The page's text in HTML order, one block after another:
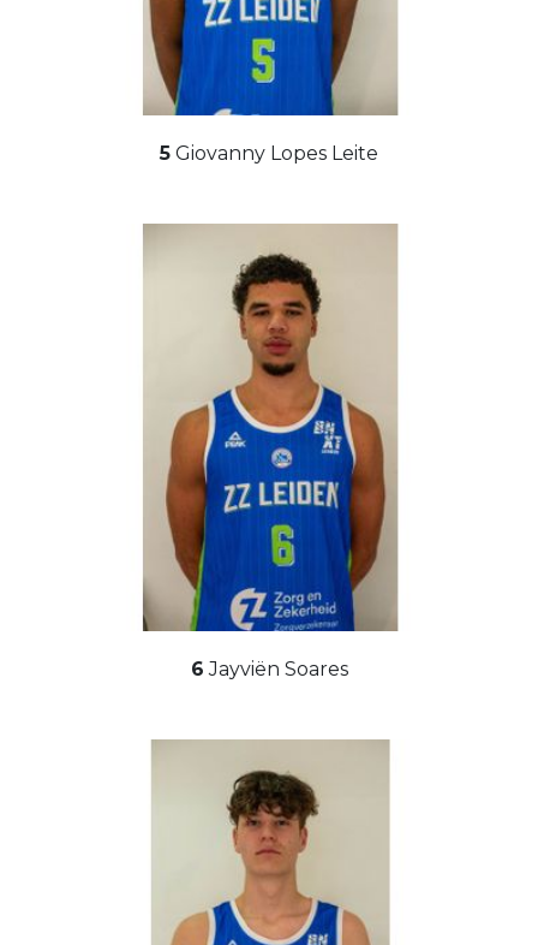
5 Giovanny Lopes Leite
6 Jayviën Soares